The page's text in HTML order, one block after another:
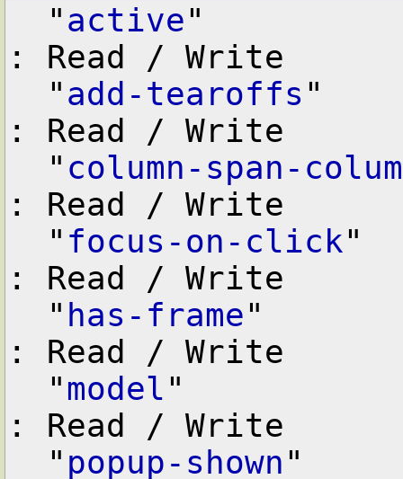
  "
active
: Read / Write
  "
add-tearoffs
: Read / Write
  "
column-span-
: Read / Write
  "
focus-on-click
: Read / Write
  "
has-frame
: Read / Write
  "
model
: Read / Write
  "
popup-shown